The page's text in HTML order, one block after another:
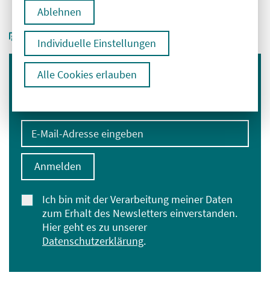
Ablehnen
Individuelle Einstellungen
Alle Cookies erlauben
Immer informiert bleiben
E-Mail-Adresse eingeben
Ich bin mit der Verarbeitung meiner Daten
zum Erhalt des Newsletters einverstanden.
Hier geht es zu unserer
Datenschutzerklärung.
Anmelden